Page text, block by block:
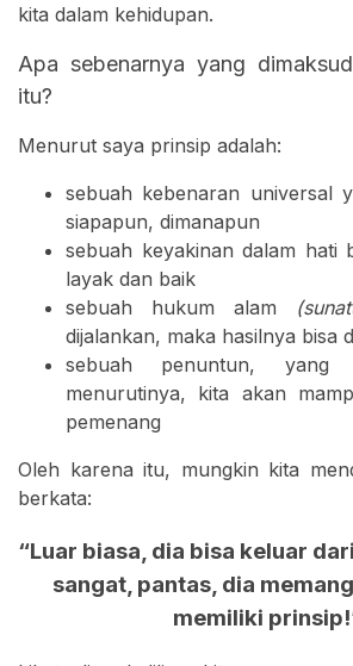
kita dalam kehidupan.
Apa sebenarnya yang
itu?
Menurut saya prinsip adalah:
sebuah kebenaran universal
siapapun, dimanapun
sebuah keyakinan dalam hati
layak dan baik
sebuah hukum alam
dijalankan, maka hasilnya bisa
sebuah penuntun,
menurutinya, kita akan
pemenang
Oleh karena itu, mungkin kita
berkata:
“Luar biasa, dia bisa keluar
sangat, pantas, dia
memiliki